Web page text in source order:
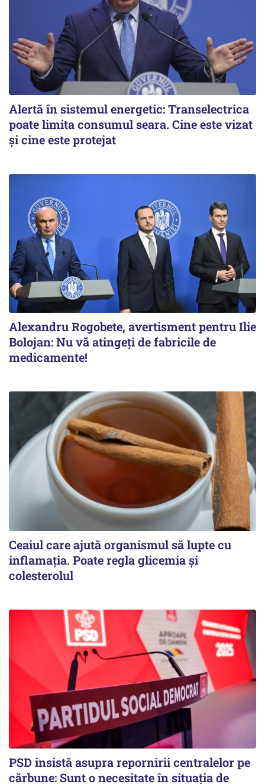
Alertă în sistemul energetic: Transelectrica
poate limita consumul seara. Cine este vizat
și cine este protejat
Alexandru Rogobete, avertisment pentru Ilie
Bolojan: Nu vă atingeți de fabricile de
medicamente!
Ceaiul care ajută organismul să lupte cu
inflamația. Poate regla glicemia și
colesterolul
PSD insistă asupra repornirii centralelor pe
cărbune: Sunt o necesitate în situația de